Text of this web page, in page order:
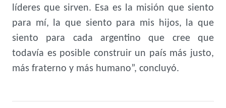
líderes que sirven. Esa es la misión que siento
para mí, la que siento para mis hijos, la que
siento para cada argentino que cree que
todavía es posible construir un país más justo,
más fraterno y más humano”, concluyó.